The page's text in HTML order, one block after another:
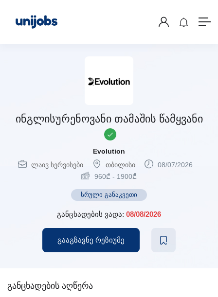
ინგლისურენოვანი თამაშის წამყვანი
Evolution
ლაივ სერვისები
თბილისი
08/07/2026
960₾ - 1900₾
სრული განაკვეთი
განცხადების ვადა: 08/08/2026
გააგზავნე რეზიუმე
განცხადების აღწერა